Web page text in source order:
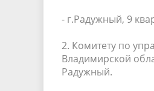
- г.Радужный, 9
2. Комитету по
Владимирской
Радужный.